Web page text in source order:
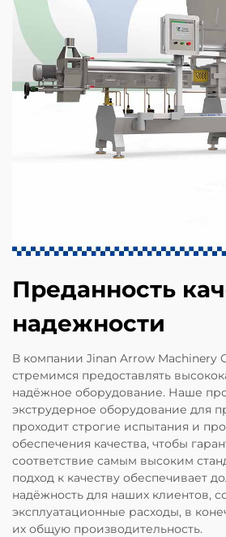
Преданность
надежности
В компании Jinan Arrow Machinery
стремимся предоставлять
надёжное оборудование. Наше
экструдерное оборудование для
проходит строгие испытания и
обеспечения качества, чтобы
соответствие самым высоким
подход к качеству обеспечивает
надёжность для наших клиентов,
эксплуатационные расходы, в
их общую производительность.